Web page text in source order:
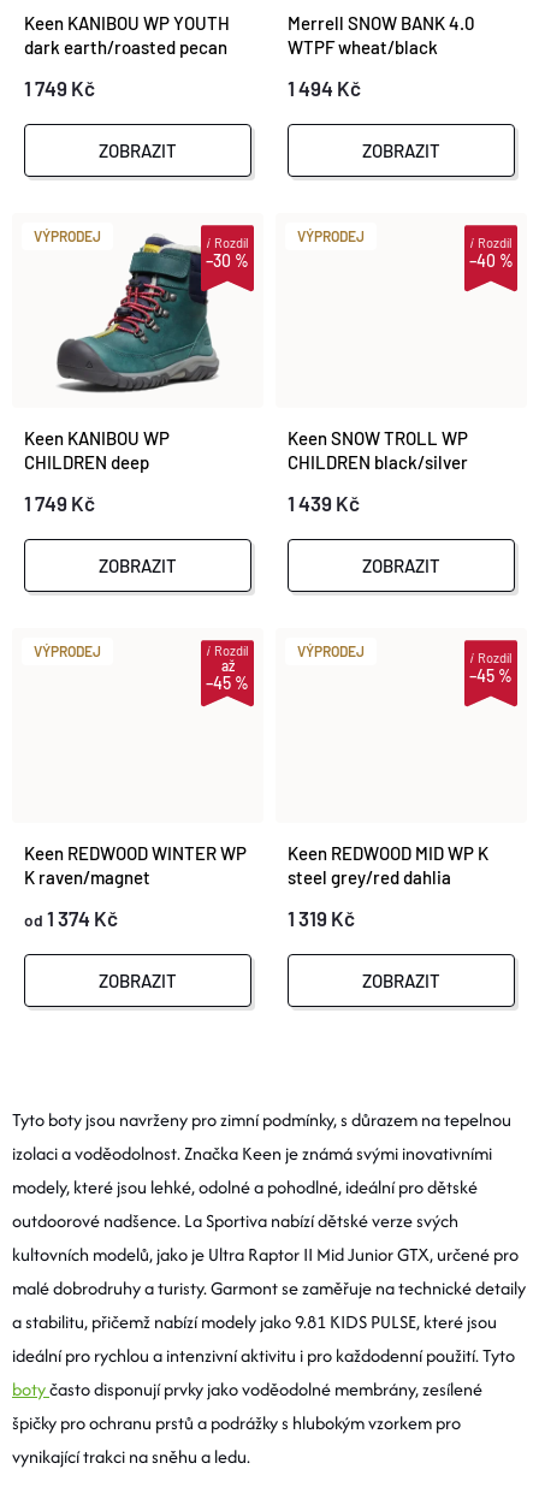
P
R
O
T
Ů
S
P
R
O
K
T
Ů
Keen KANIBOU WP YOUTH
dark earth/roasted pecan
1 749 Kč
ZOBRAZIT
Merrell SNOW BANK 4.0
WTPF wheat/black
1 494 Kč
ZOBRAZIT
VÝPRODEJ
–30 %
iRozdíl
Keen KANIBOU WP
CHILDREN deep
1 749 Kč
ZOBRAZIT
VÝPRODEJ
–40 %
iRozdíl
Keen SNOW TROLL WP
CHILDREN black/silver
1 439 Kč
ZOBRAZIT
VÝPRODEJ
až
–45 %
iRozdíl
Keen REDWOOD WINTER WP
K raven/magnet
od 1 374 Kč
ZOBRAZIT
VÝPRODEJ
–45 %
iRozdíl
Keen REDWOOD MID WP K
steel grey/red dahlia
1 319 Kč
ZOBRAZIT
V
L
Á
D
A
C
Í
P
Tyto boty jsou navrženy pro zimní podmínky, s důrazem na tepelnou
izolaci a voděodolnost. Značka Keen je známá svými inovativními
modely, které jsou lehké, odolné a pohodlné, ideální pro dětské
outdoorové nadšence. La Sportiva nabízí dětské verze svých
kultovních modelů, jako je Ultra Raptor II Mid Junior GTX, určené pro
malé dobrodruhy a turisty. Garmont se zaměřuje na technické detaily
a stabilitu, přičemž nabízí modely jako 9.81 KIDS PULSE, které jsou
ideální pro rychlou a intenzivní aktivitu i pro každodenní použití. Tyto
botyčasto disponují prvky jako voděodolné membrány, zesílené
špičky pro ochranu prstů a podrážky s hlubokým vzorkem pro
vynikající trakci na sněhu a ledu.​